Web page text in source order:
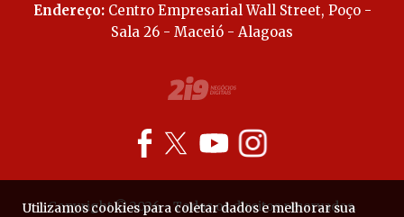
Endereço:Centro Empresarial Wall Street, Poço -
Sala 26 - Maceió - Alagoas
Copyright © 2026 - Todos os direitos reservados.
Utilizamos cookies para coletar dados e melhorar sua